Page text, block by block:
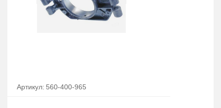
Артикул: 560-400-965